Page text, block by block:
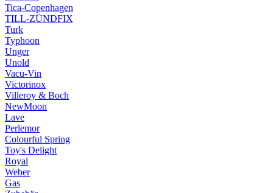
Tica-Copenhagen
TILL-ZÜNDFIX
Turk
Typhoon
Unger
Unold
Vacu-Vin
Victorinox
Villeroy & Boch
NewMoon
Lave
Perlemor
Colourful Spring
Toy's Delight
Royal
Weber
Gas